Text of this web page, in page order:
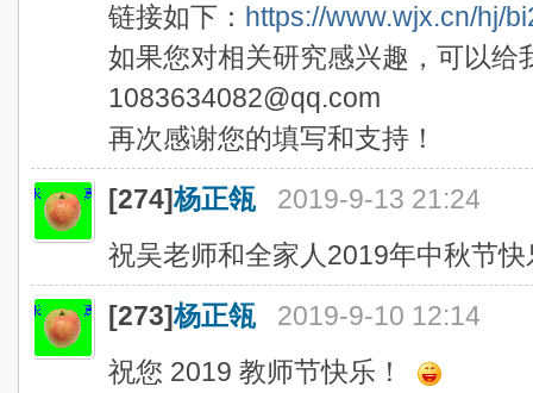
链接如下： https://www.wjx.cn/hj/
如果您对相关研究感兴趣，可以给
1083634082@qq.com
再次感谢您的填写和支持！
[274]杨正瓴
2019-9-13 21:24
祝吴老师和全家人2019年中秋节
[273]杨正瓴
2019-9-10 12:14
祝您 2019 教师节快乐！